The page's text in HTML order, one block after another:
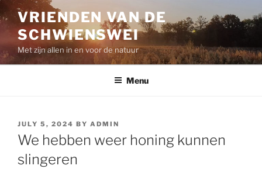
Skip
to
content
VRIENDEN VAN DE
SCHWIENSWEI
Met zijn allen in en voor de natuur
Menu
POSTED
ON
JULY 5, 2024 BY ADMIN
We hebben weer honing kunnen
slingeren